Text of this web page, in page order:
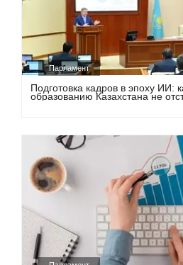
Парламент
Подготовка кадров в эпоху ИИ:
образованию Казахстана не